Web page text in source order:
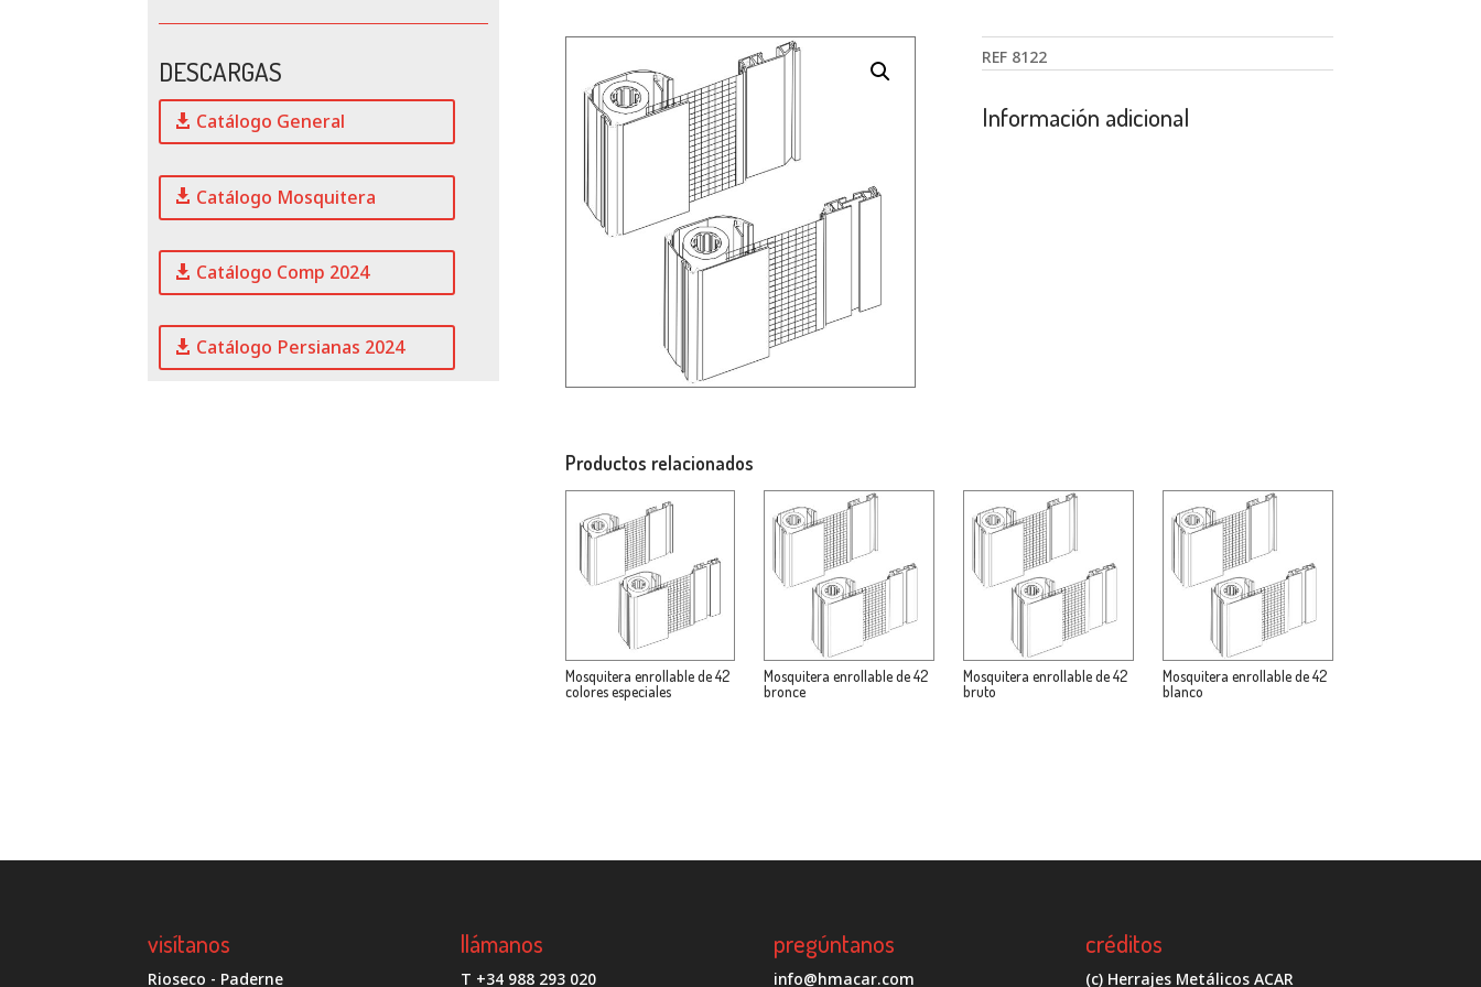
DESCARGAS
Catálogo General
Catálogo Mosquitera
Catálogo Comp 2024
Catálogo Persianas 2024
REF 8122
Información adicional
Productos relacionados
Mosquitera enrollable de 42
colores especiales
Mosquitera enrollable de 42
bronce
Mosquitera enrollable de 42
bruto
Mosquitera enrollable de 42
blanco
visítanos
Rioseco - Paderne
llámanos
T +34 988 293 020
pregúntanos
info@hmacar.com
créditos
(c) Herrajes Metálicos ACAR